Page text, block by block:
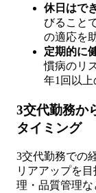
休日はで
びること
の適応を
定期的に
慣病のリ
年1回以
3交代勤務か
タイミング
3交代勤務での
リアアップを
理・品質管理